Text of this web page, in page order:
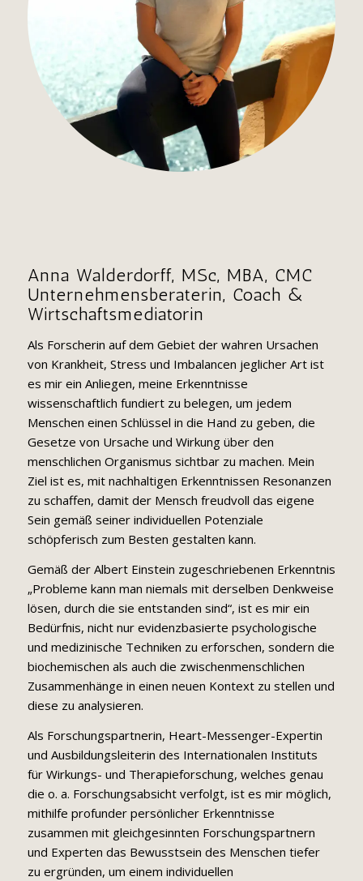
Anna Walderdorff, MSc, MBA, CMC
Unternehmensberaterin, Coach &
Wirtschaftsmediatorin
Als Forscherin auf dem Gebiet der wahren Ursachen
von Krankheit, Stress und Imbalancen jeglicher Art ist
es mir ein Anliegen, meine Erkenntnisse
wissenschaftlich fundiert zu belegen, um jedem
Menschen einen Schlüssel in die Hand zu geben, die
Gesetze von Ursache und Wirkung über den
menschlichen Organismus sichtbar zu machen. Mein
Ziel ist es, mit nachhaltigen Erkenntnissen Resonanzen
zu schaffen, damit der Mensch freudvoll das eigene
Sein gemäß seiner individuellen Potenziale
schöpferisch zum Besten gestalten kann.
Gemäß der Albert Einstein zugeschriebenen Erkenntnis
„Probleme kann man niemals mit derselben Denkweise
lösen, durch die sie entstanden sind“, ist es mir ein
Bedürfnis, nicht nur evidenzbasierte psychologische
und medizinische Techniken zu erforschen, sondern die
biochemischen als auch die zwischenmenschlichen
Zusammenhänge in einen neuen Kontext zu stellen und
diese zu analysieren.
Als Forschungspartnerin, Heart-Messenger-Expertin
und Ausbildungsleiterin des Internationalen Instituts
für Wirkungs- und Therapieforschung, welches genau
die o. a. Forschungsabsicht verfolgt, ist es mir möglich,
mithilfe profunder persönlicher Erkenntnisse
zusammen mit gleichgesinnten Forschungspartnern
und Experten das Bewusstsein des Menschen tiefer
zu ergründen, um einem individuellen